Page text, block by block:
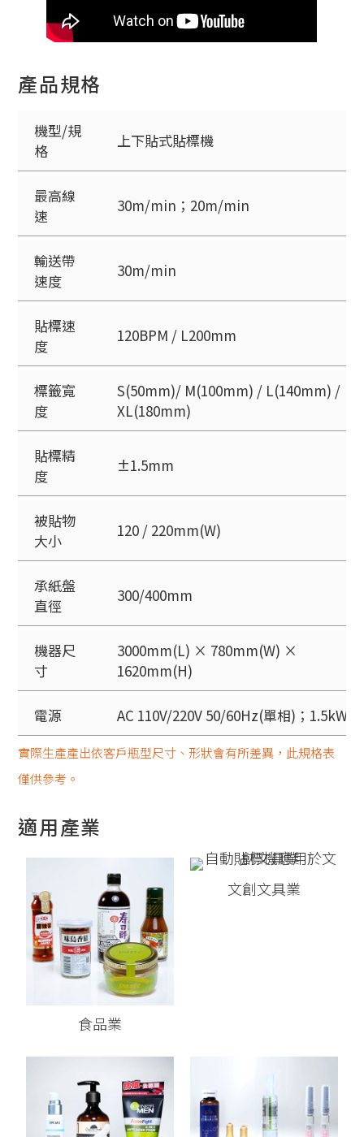
產品規格
機型/規
格
上下貼式貼標機
最高線
速
30m/min；20m/min
輸送帶
速度
30m/min
貼標速
度
120BPM / L200mm
標籤寬
度
S(50mm)/ M(100mm) / L(140mm) /
XL(180mm)
貼標精
度
±1.5mm
被貼物
大小
120 / 220mm(W)
承紙盤
直徑
300/400mm
機器尺
寸
3000mm(L) × 780mm(W) ×
1620mm(H)
電源 AC 110V/220V 50/60Hz(單相)；1.5kW
實際生產產出依客戶瓶型尺寸、形狀會有所差異，此規格表
僅供參考。
適用產業
食品業
文創文具業